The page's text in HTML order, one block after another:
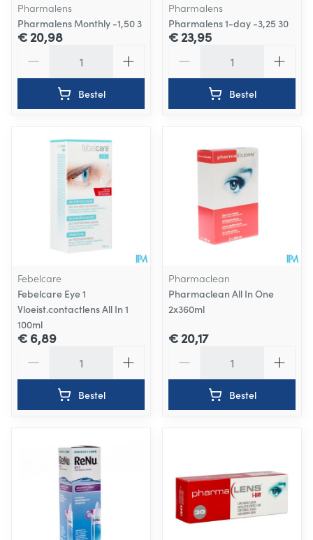
Pharmalens
Pharmalens Monthly -1,50 3
€ 20,98
Bestel
Pharmalens
Pharmalens 1-day -3,25 30
€ 23,95
Bestel
Febelcare
Febelcare Eye 1
Vloeist.contactlens All In 1
100ml
€ 6,89
Bestel
Pharmaclean
Pharmaclean All In One
2x360ml
€ 20,17
Bestel